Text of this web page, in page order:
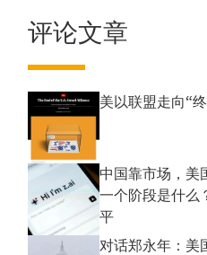
评论文章
美以联盟走向“
中国靠市场，美
一个阶段是什么
平
对话郑永年：美